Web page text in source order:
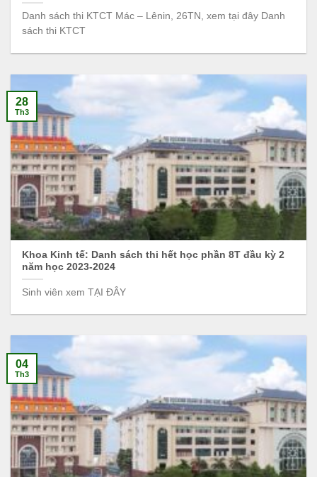
Danh sách thi KTCT Mác – Lênin, 26TN, xem tại đây Danh
sách thi KTCT
Khoa Kinh tế: Danh sách thi hết học phần 8T đầu kỳ 2
năm học 2023-2024
Sinh viên xem TẠI ĐÂY
28
Th3
04
Th3